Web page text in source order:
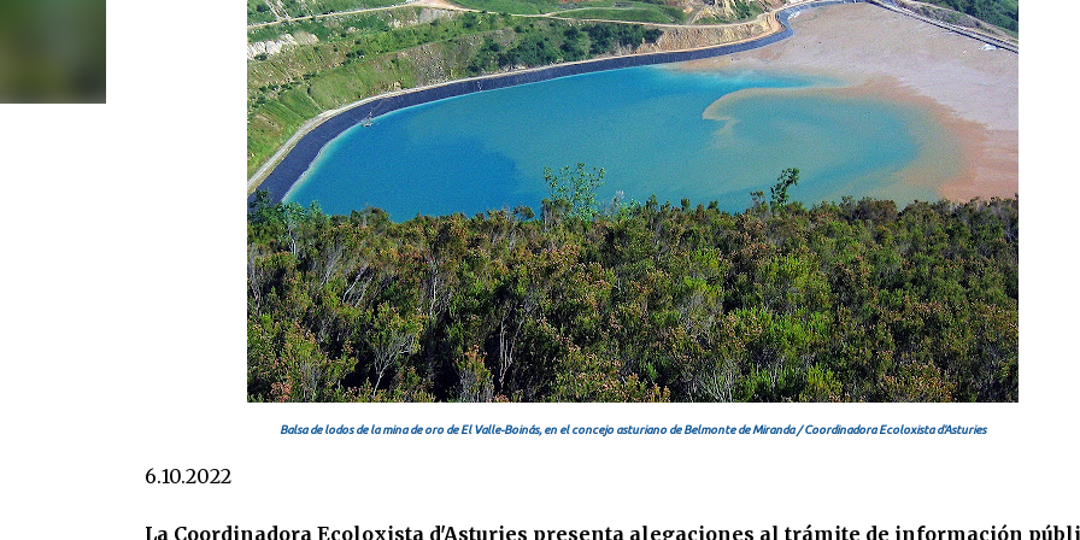
Balsa de lodos de la mina de oro de El Valle-Boinás, en el concejo asturiano de Belmonte de Miranda / Coordinadora Ecoloxista d'Asturies
6.10.2022
La Coordinadora Ecoloxista d'Asturies presenta alegaciones al trámite de información